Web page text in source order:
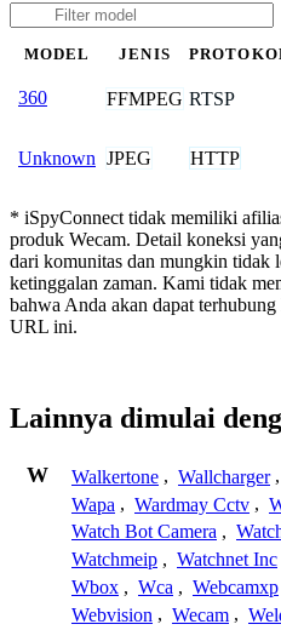
MODEL JENIS
360 FFMPEG RTSP
Unknown JPEG HTTP
* iSpyConnect tidak memiliki
produk Wecam. Detail koneksi
dari komunitas dan mungkin tidak
ketinggalan zaman. Kami tidak
bahwa Anda akan dapat
URL ini.
Lainnya dimulai
W Walkertone , Wallcharger ,
Wapa , Wardmay Cctv ,
Watch Bot Camera ,
Watchmeip , Watchnet Inc
Wbox , Wca , Webcamxp
Webvision , Wecam ,